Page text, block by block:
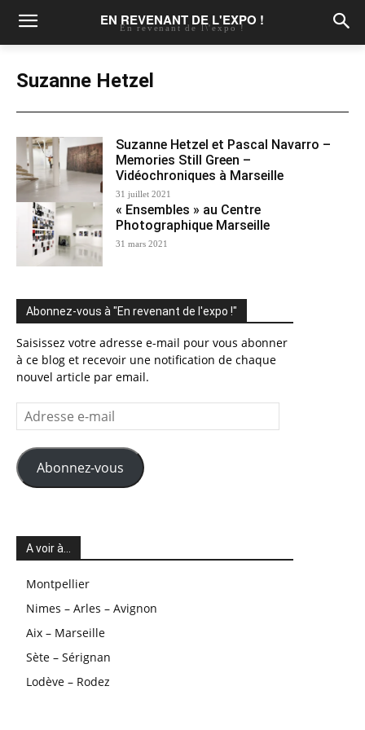
EN REVENANT DE L'EXPO !
En revenant de l\'expo !
Suzanne Hetzel
Suzanne Hetzel et Pascal Navarro –
Memories Still Green –
Vidéochroniques à Marseille
31 juillet 2021
« Ensembles » au Centre
Photographique Marseille
31 mars 2021
Abonnez-vous à "En revenant de l'expo !"
Saisissez votre adresse e-mail pour vous abonner
à ce blog et recevoir une notification de chaque
nouvel article par email.
Adresse
e-
mail
Abonnez-vous
A voir à…
Montpellier
Nimes – Arles – Avignon
Aix – Marseille
Sète – Sérignan
Lodève – Rodez